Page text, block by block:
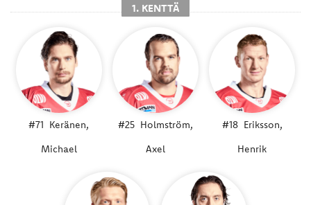
1. KENTTÄ
#71 Keränen,
Michael
#25 Holmström,
Axel
#18 Eriksson,
Henrik